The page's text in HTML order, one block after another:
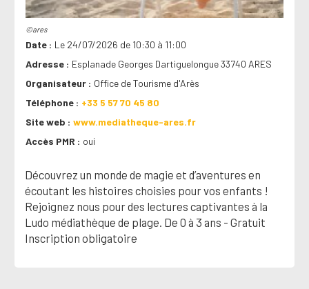
©ares
Date
Le 24/07/2026 de 10:30 à 11:00
Adresse
Esplanade Georges Dartiguelongue 33740 ARES
Organisateur
Office de Tourisme d'Arès
Téléphone
+33 5 57 70 45 80
Site web
www.mediatheque-ares.fr
Accès PMR
oui
Découvrez un monde de magie et d’aventures en
écoutant les histoires choisies pour vos enfants !
Rejoignez nous pour des lectures captivantes à la
Ludo médiathèque de plage. De 0 à 3 ans - Gratuit
Inscription obligatoire